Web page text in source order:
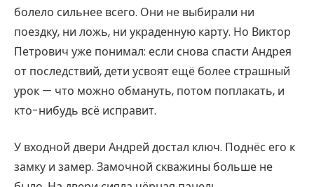
болело сильнее всего. Они не выбирали ни
поездку, ни ложь, ни украденную карту. Но Виктор
Петрович уже понимал: если снова спасти Андрея
от последствий, дети усвоят ещё более страшный
урок — что можно обмануть, потом поплакать, и
кто-нибудь всё исправит.
У входной двери Андрей достал ключ. Поднёс его к
замку и замер. Замочной скважины больше не